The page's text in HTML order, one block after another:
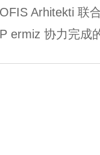
Arhitekti 联
ermiz 协力完